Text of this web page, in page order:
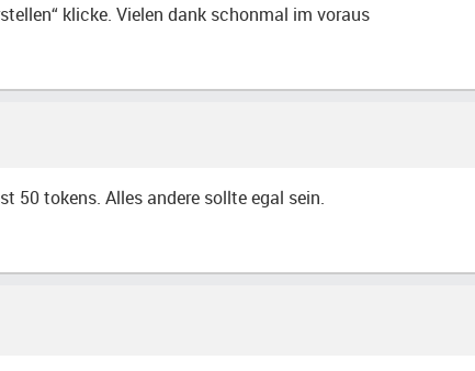
klicke. Vielen dank schonmal im voraus
50 tokens. Alles andere sollte egal sein.